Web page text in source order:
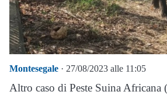
Montesegale · 27/08/2023 alle 11:05
Altro caso di Peste Suina